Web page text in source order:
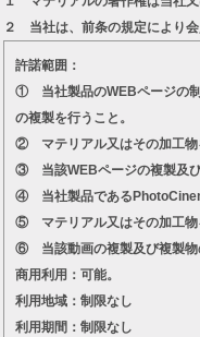
２ 当社は、前条の規定により会
許諾範囲：
① 当社製品のWEBページの制
の複製を行うこと。
② マテリアル又はその加工物
③ 当該WEBページの複製及
④ 当社製品である
⑤ マテリアル又はその加工物
⑥ 当該動画の複製及び複製物
商用利用：可能。
利用地域：制限なし
利用期間：制限なし